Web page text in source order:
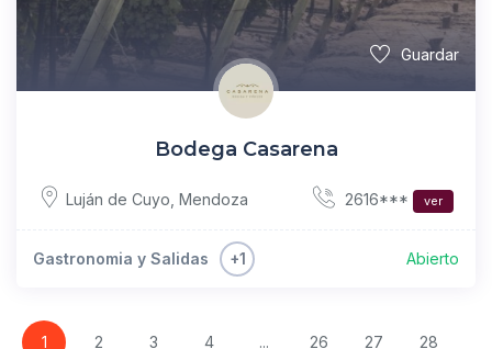
Guardar
Bodega Casarena
Luján de Cuyo Mendoza 2616*** ver
Gastronomia y Salidas +1 Abierto
1 2 3 4 ... 26 27 28